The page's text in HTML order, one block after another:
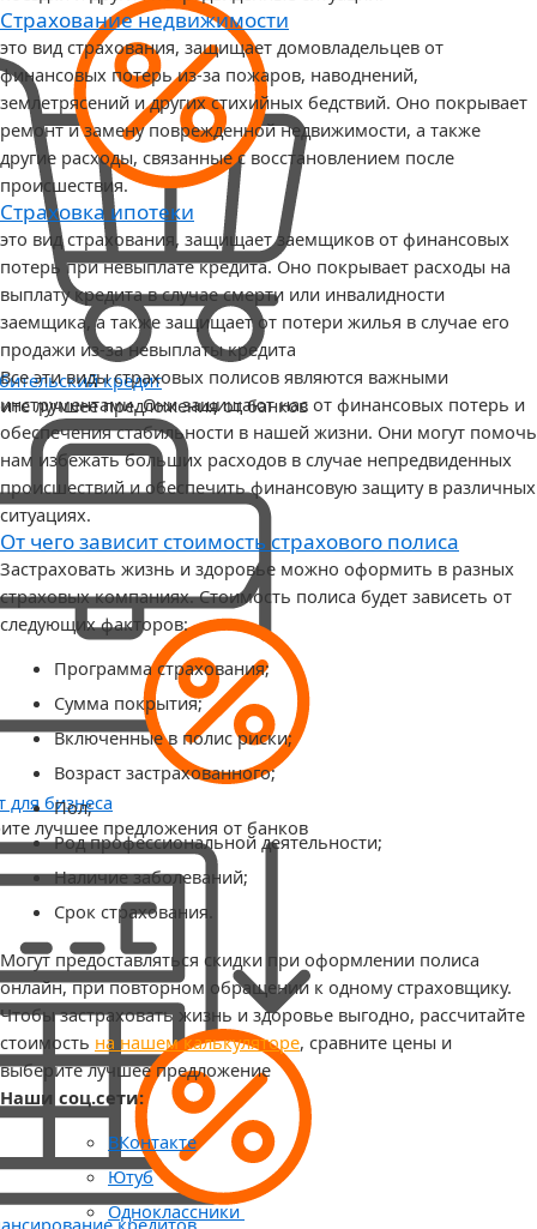
кредит
лучшее предложения от банков
для бизнеса
лучшее предложения от банков
кредитов
Страхование недвижимости
это вид страхования, защищает домовладельцев от
финансовых потерь из-за пожаров, наводнений,
землетрясений и других стихийных бедствий. Оно покрывает
ремонт и замену поврежденной недвижимости, а также
другие расходы, связанные с восстановлением после
происшествия.
Страховка ипотеки
это вид страхования, защищает заемщиков от финансовых
потерь при невыплате кредита. Оно покрывает расходы на
выплату кредита в случае смерти или инвалидности
заемщика, а также защищает от потери жилья в случае его
продажи из-за невыплаты кредита
Все эти виды страховых полисов являются важными
инструментами. Они защищают нас от финансовых потерь и
обеспечения стабильности в нашей жизни. Они могут помочь
нам избежать больших расходов в случае непредвиденных
происшествий и обеспечить финансовую защиту в различных
ситуациях.
От чего зависит стоимость страхового полиса
Застраховать жизнь и здоровье можно оформить в разных
страховых компаниях. Стоимость полиса будет зависеть от
следующих факторов:
Программа страхования;
Сумма покрытия;
Включенные в полис риски;
Возраст застрахованного;
Пол;
Род профессиональной деятельности;
Наличие заболеваний;
Срок страхования.
Могут предоставляться скидки при оформлении полиса
онлайн, при повторном обращении к одному страховщику.
Чтобы застраховать жизнь и здоровье выгодно, рассчитайте
стоимость на нашем калькуляторе, сравните цены и
выберите лучшее предложение
Наши соц.сети:
ВКонтакте
Ютуб
Одноклассники